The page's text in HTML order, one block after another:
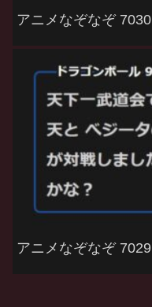
アニメなぞなぞ 7030
アニメなぞなぞ 7029